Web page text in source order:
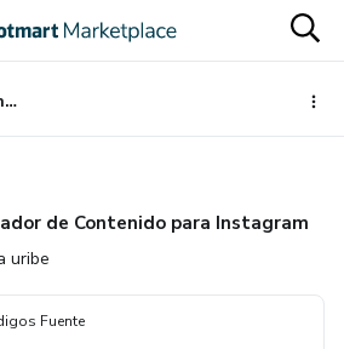
Planeador de Contenido para Instagram
de Contenido para Instagram
uribe
Fuente